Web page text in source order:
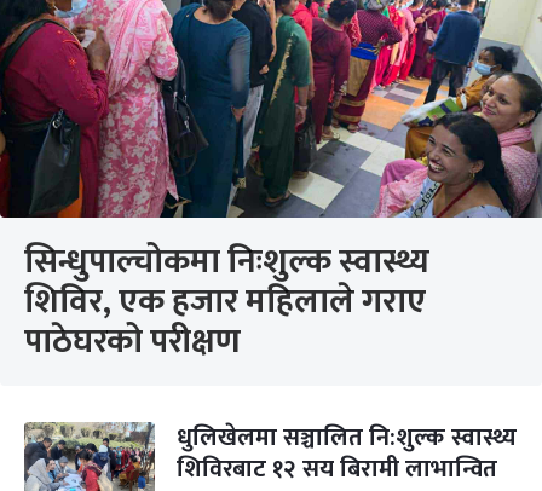
सिन्धुपाल्चोकमा निःशुल्क स्वास्थ्य
शिविर, एक हजार महिलाले गराए
पाठेघरको परीक्षण
धुलिखेलमा सञ्चालित नि:शुल्क स्वास्थ्य
शिविरबाट १२ सय बिरामी लाभान्वित